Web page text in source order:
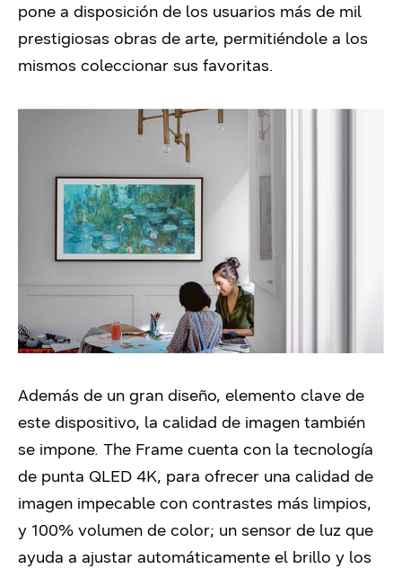
pone a disposición de los usuarios más de mil
prestigiosas obras de arte, permitiéndole a los
mismos coleccionar sus favoritas.
Además de un gran diseño, elemento clave de
este dispositivo, la calidad de imagen también
se impone. The Frame cuenta con la tecnología
de punta QLED 4K, para ofrecer una calidad de
imagen impecable con contrastes más limpios,
y 100% volumen de color; un sensor de luz que
ayuda a ajustar automáticamente el brillo y los